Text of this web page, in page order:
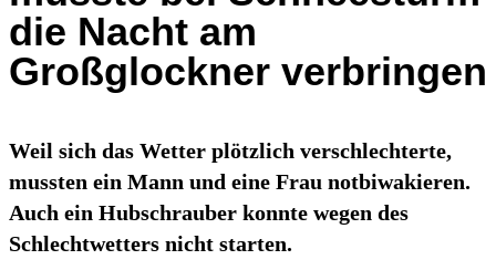
die Nacht am
Großglockner verbringen
Weil sich das Wetter plötzlich verschlechterte,
mussten ein Mann und eine Frau notbiwakieren.
Auch ein Hubschrauber konnte wegen des
Schlechtwetters nicht starten.